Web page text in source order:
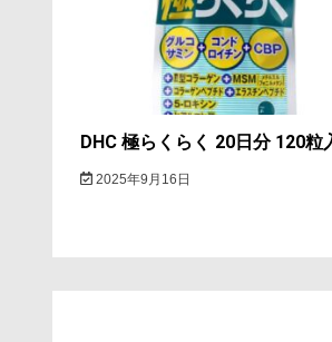
DHC 極らくらく 20日分 120粒
2025年9月16日